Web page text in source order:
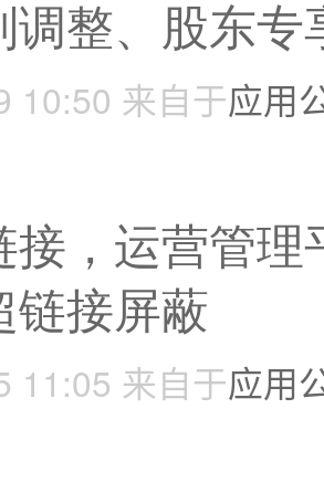
调整、股东专
10:50 来自于应用
接，运营管
链接屏蔽
11:05 来自于应用